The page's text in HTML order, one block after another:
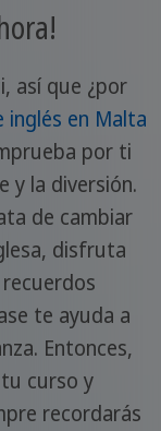
así que ¿por
inglés en Malta
por ti
y la diversión.
de cambiar
disfruta
te ayuda a
Entonces,
curso y
recordarás